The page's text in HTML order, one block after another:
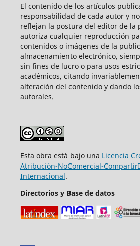
El contenido de los artículos
responsabilidad de cada autor y
reflejan la postura del editor de la
autoriza cualquier reproducción
contenidos o imágenes de la
almacenamiento electrónico,
sin fines de lucro o para usos
académicos, citando
alteración del contenido y dando
autorales.
Esta obra está bajo una Licencia
Atribución-NoComercial-
Internacional.
Directorios y Base de datos